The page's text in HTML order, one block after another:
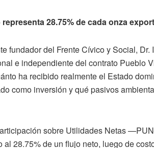
28.75% de cada onza
fundador del Frente Cívico y Social, Dr.
e independiente del contrato Pueblo
ha recibido realmente el Estado
como inversión y qué pasivos
sobre Utilidades Netas
28.75% de un flujo neto, luego de